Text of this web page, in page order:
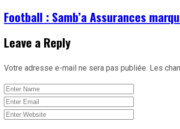
Football : Samb’a Assurances
Leave a Reply
Votre adresse e-mail ne sera pas publiée. Les